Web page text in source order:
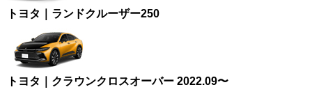
トヨタ｜ランドクルーザー250
トヨタ｜クラウンクロスオーバー 2022.09〜